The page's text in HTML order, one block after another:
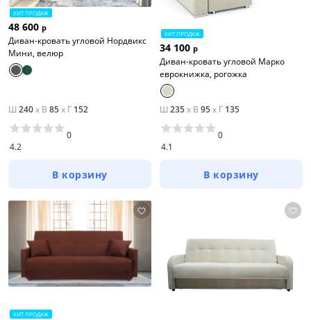
ХИТ ПРОДАЖ
48 600 р
Диван-кровать угловой Нордвикс
Мини, велюр
Ш 240x В 85x Г 152
4.2
0
В корзину
ХИТ ПРОДАЖ
34 100 р
Диван-кровать угловой Марко
еврокнижка, рогожка
Ш 235x В 95x Г 135
4.1
0
В корзину
ХИТ ПРОДАЖ